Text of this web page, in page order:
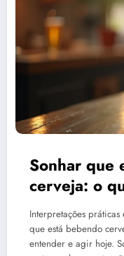
Sonhar que
cerveja: o
te dizer?
Interpretações
que está bebendo
entender e agir hoje.